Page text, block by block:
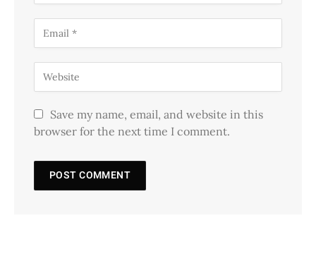
Save my name, email, and website in this
browser for the next time I comment.